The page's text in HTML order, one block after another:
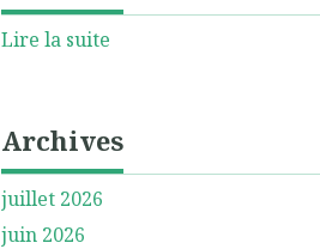
Lire la suite
Archives
juillet 2026
juin 2026